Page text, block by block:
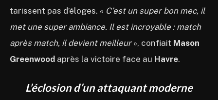
tarissent pas d’éloges. « C’est un super bon mec, il
met une super ambiance. Il est incroyable : match
après match, il devient meilleur», confiait Mason
Greenwood après la victoire face au Havre.
L’éclosion d’un attaquant moderne